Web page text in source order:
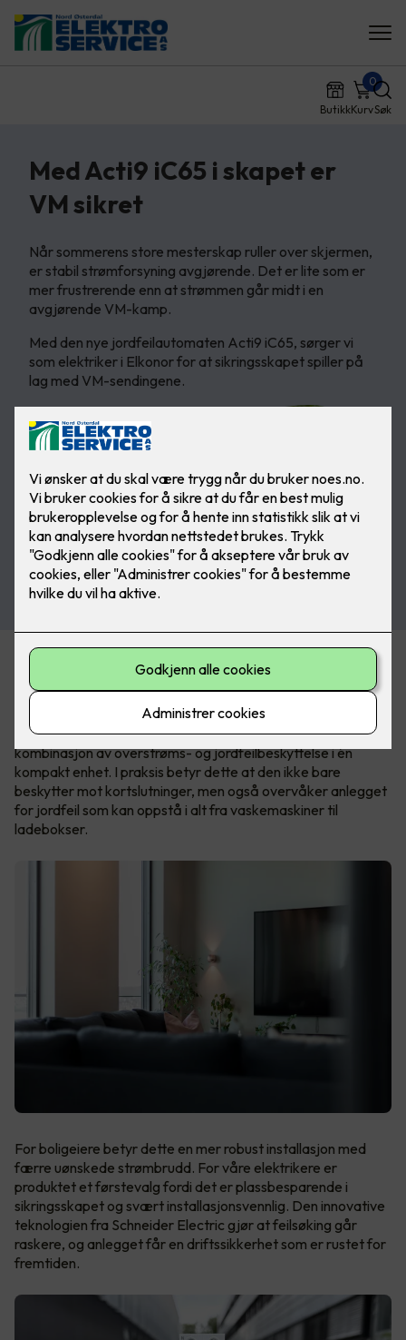
ButikkKurv
0
Søk
Med Acti9 iC65 i skapet er
VM sikret
Når sommerens store mesterskap ruller over skjermen,
er stabil strømforsyning avgjørende. Det er lite som er
mer frustrerende enn at strømmen går midt i en
avgjørende VM-kamp.
Med den nye jordfeilautomaten Acti9 iC65, sørger vi
som elektriker i Elkonor for at sikringsskapet spiller på
lag med VM-sendingene.
Acti9 iC65 - jordfeilautomaten med
to funksjoner.
Acti9 iC65 RCBO er ikke bare en sikring det er en
kombinasjon av overstrøms- og jordfeilbeskyttelse i én
kompakt enhet. I praksis betyr dette at den ikke bare
beskytter mot kortslutninger, men også overvåker anlegget
for jordfeil som kan oppstå i alt fra vaskemaskiner til
ladebokser.
For boligeiere betyr dette en mer robust installasjon med
færre uønskede strømbrudd. For våre elektrikere er
produktet et førstevalg fordi det er plassbesparende i
sikringsskapet og svært installasjonsvennlig. Den innovative
teknologien fra Schneider Electric gjør at feilsøking går
raskere, og anlegget får en driftssikkerhet som er rustet for
fremtiden.